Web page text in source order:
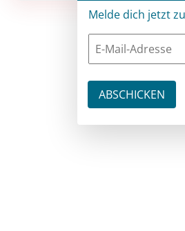
Melde dich jetzt